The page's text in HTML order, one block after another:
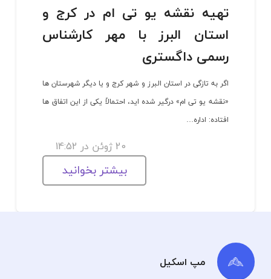
تهیه نقشه یو تی ام در کرج و
استان البرز با مهر کارشناس
رسمی داگستری
اگر به تازگی در استان البرز و شهر کرج و یا دیگر شهرستان ها
«نقشه یو تی ام» درگیر شده اید، احتمالاً یکی از این اتفاق ها
افتاده: اداره…
20 ژوئن در 14:52
بیشتر بخوانید
مپ اسکیل